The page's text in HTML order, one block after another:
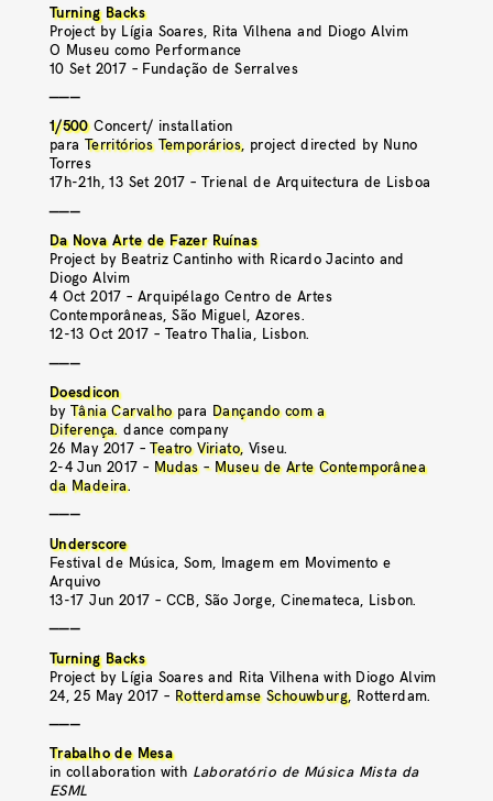
Turning Backs
Project by Lígia Soares, Rita Vilhena and Diogo Alvim
O Museu como Performance
10 Set 2017 – Fundação de Serralves
———
1/500 Concert/ installation
para Territórios Temporários, project directed by Nuno
Torres
17h-21h, 13 Set 2017 – Trienal de Arquitectura de Lisboa
———
Da Nova Arte de Fazer Ruínas
Project by Beatriz Cantinho with Ricardo Jacinto and
Diogo Alvim
4 Oct 2017 – Arquipélago Centro de Artes
Contemporâneas, São Miguel, Azores.
12-13 Oct 2017 – Teatro Thalia, Lisbon.
———
Doesdicon
byTânia Carvalhopara Dançando com a
Diferença. dance company
26 May 2017 –Teatro Viriato, Viseu.
2-4 Jun 2017 – Mudas – Museu de Arte Contemporânea
da Madeira.
———
Underscore
Festival de Música, Som, Imagem em Movimento e
Arquivo
13-17 Jun 2017 – CCB, São Jorge, Cinemateca, Lisbon.
———
Turning Backs
Project by Lígia Soares and Rita Vilhena with Diogo Alvim
24, 25 May 2017 – Rotterdamse Schouwburg, Rotterdam.
———
Trabalho de Mesa
in collaboration with Laboratório de Música Mista da
ESML